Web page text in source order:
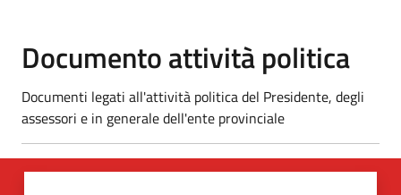
Documento attività politica
Documenti legati all'attività politica del Presidente, degli
assessori e in generale dell'ente provinciale